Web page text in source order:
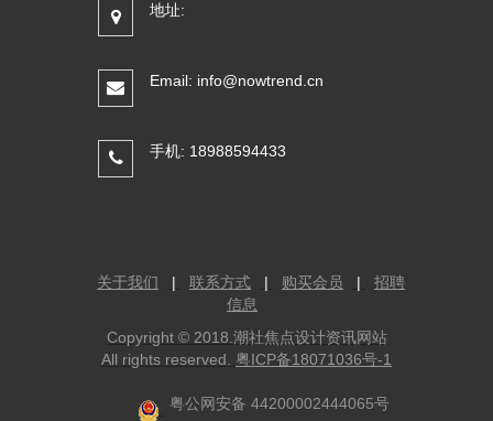
地址:
Email: info@nowtrend.cn
手机: 18988594433
关于我们 | 联系方式 | 购买会员 |
招聘
信息
Copyright © 2018.潮社焦点设计资讯网站
All rights reserved. 粤ICP备18071036号-1
粤公网安备 44200002444065号